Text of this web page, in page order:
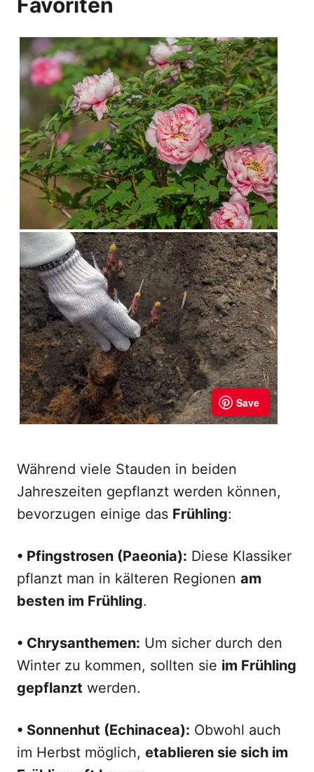
Während viele Stauden in beiden
Jahreszeiten gepflanzt werden können,
bevorzugen einige das Frühling:
• Pfingstrosen (Paeonia): Diese Klassiker
pflanzt man in kälteren Regionen am
besten im Frühling.
• Chrysanthemen: Um sicher durch den
Winter zu kommen, sollten sie im Frühling
gepflanzt werden.
• Sonnenhut (Echinacea): Obwohl auch
im Herbst möglich, etablieren sie sich im